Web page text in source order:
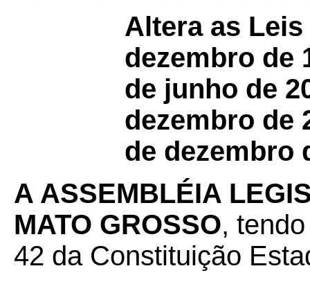
Altera as Leis
dezembro de
de junho de
dezembro de
de dezembro
A ASSEMBLÉIA
MATO GROSSO,
42 da Constituição